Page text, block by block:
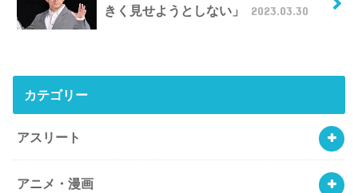
きく見せようとしない」
2023.03.30
カテゴリー
アスリート
アニメ・漫画